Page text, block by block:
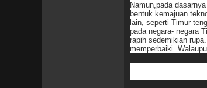
Namun,pada
bentuk kemajuan
lain, seperti Timur
pada negara- negara
rapih sedemikian
memperbaiki.